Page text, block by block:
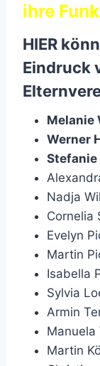
ihre
HIER
Eindruck
Melanie
Werner
Nadja
Cornelia
Evelyn
Martin
Isabella
Sylvia
Armin
Manuela
Martin